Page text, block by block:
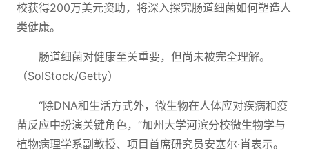
校获得200万美元资助，将深入探究肠道细菌如何塑造人
类健康。
肠道细菌对健康至关重要，但尚未被完全理解。
（SolStock/Getty）
“除DNA和生活方式外，微生物在人体应对疾病和疫
苗反应中扮演关键角色，”加州大学河滨分校微生物学与
植物病理学系副教授、项目首席研究员安塞尔·肖表示。